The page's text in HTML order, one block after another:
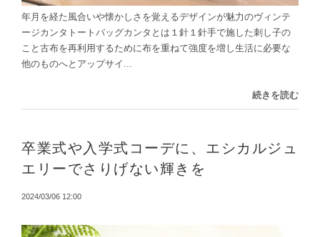
年月を経た風合いや懐かしさを覚えるデザインが魅力のヴィンテ
ージカンタトートバッグカンタとは１針１針手で施した刺し子の
こと古布を再利用するために布を重ねて強度を増し生活に必要な
他のものへとアップサイ...
続きを読む
卒業式や入学式コーデに、エシカルジュ
エリーでさりげない輝きを
2024/03/06 12:00